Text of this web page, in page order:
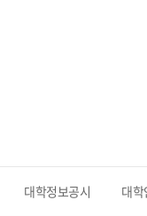
대학정보공시 대